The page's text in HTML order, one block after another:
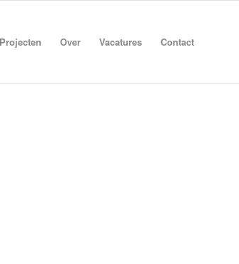
Projecten Over Vacatures Contact